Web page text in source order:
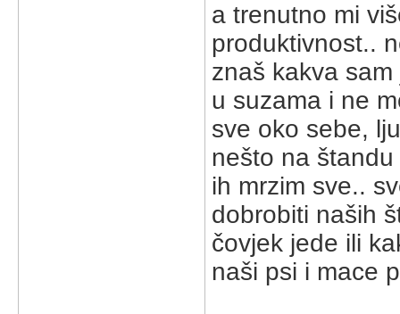
a trenutno mi
produktivnost..
znaš kakva
u suzama i ne
sve oko sebe,
nešto na
ih mrzim sve..
dobrobiti naših
čovjek jede ili
naši psi i mace